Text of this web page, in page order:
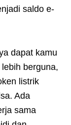
saldo e-
dapat kamu
berguna,
listrik
Ada
sama